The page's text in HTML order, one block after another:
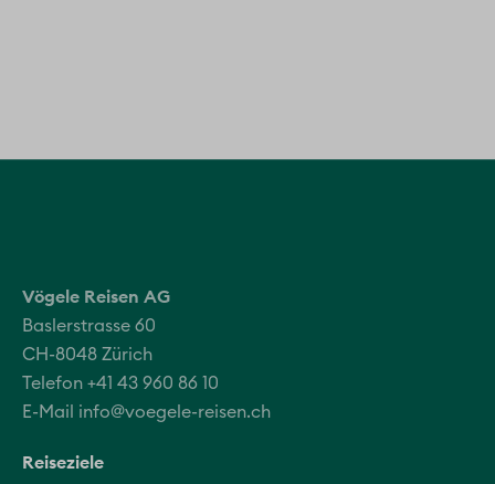
Vögele Reisen AG
Baslerstrasse 60
CH-8048 Zürich
Telefon +41 43 960 86 10
E-Mail info@voegele-reisen.ch
Reiseziele